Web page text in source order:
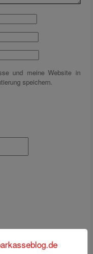
und meine Website in
speichern.